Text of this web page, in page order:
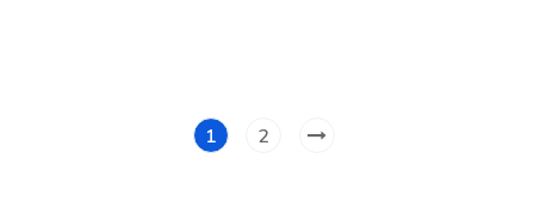
1 2